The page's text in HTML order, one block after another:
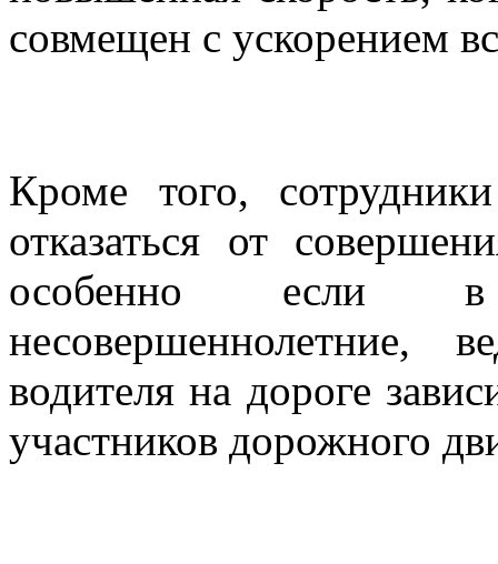
совмещен с ускорением
Кроме того,
отказаться от
особенно если в
несовершеннолетние,
водителя на дороге
участников дорожного